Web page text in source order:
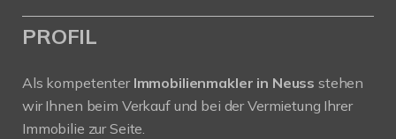
PROFIL
Als kompetenter Immobilienmakler in Neuss stehen
wir Ihnen beim Verkauf und bei der Vermietung Ihrer
Immobilie zur Seite.